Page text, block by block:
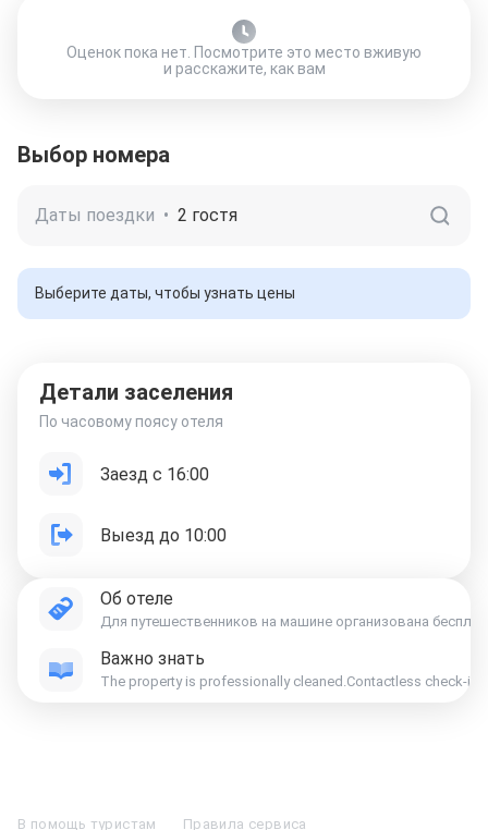
Оценок пока нет. Посмотрите это место вживую
и расскажите, как вам
Выбор номера
Даты поездки • 2 гостя
Выберите даты, чтобы узнать цены
Детали заселения
По часовому поясу отеля
Заезд с 16:00
Выезд до 10:00
Об отеле
Для путешественников на машине организована
Важно знать
The property is professionally cleaned.Contactless check-in
Отели в КазаниОтели в Нижнем Новгороде
В помощь туристам Правила сервиса